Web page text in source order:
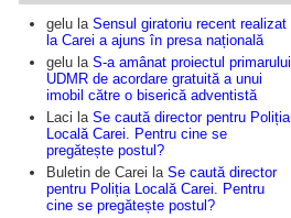
gelu la Sensul giratoriu recent realizat
la Carei a ajuns în presa națională
gelu la S-a amânat proiectul primarului
UDMR de acordare gratuită a unui
imobil către o biserică adventistă
Laci la Se caută director pentru Poliția
Locală Carei. Pentru cine se
pregătește postul?
Buletin de Carei la Se caută director
pentru Poliția Locală Carei. Pentru
cine se pregătește postul?